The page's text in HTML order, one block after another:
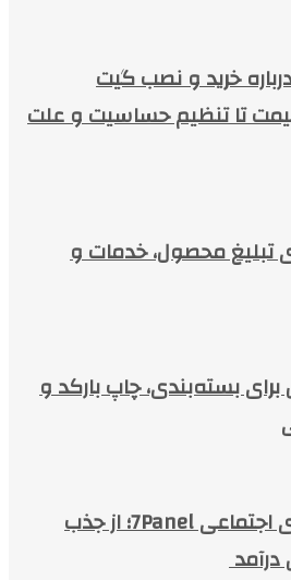
خرید و نصب گیت
تا تنظیم حساسیت و علت
تبلیغ محصول، خدمات و
برای بسته‌بندی، چاپ بارکد و
خدمات شبکه‌های اجتماعی 7Panel؛ از جذب
درآمد